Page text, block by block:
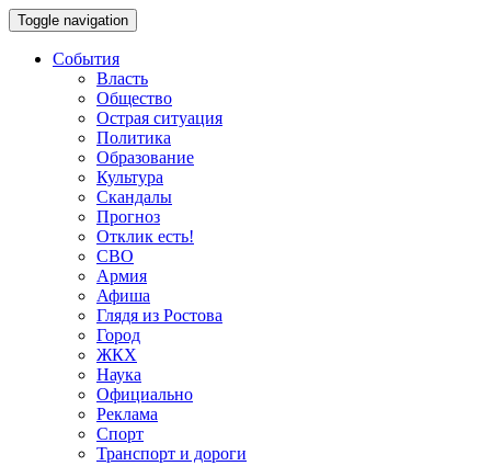
Toggle navigation
События
Власть
Общество
Острая ситуация
Политика
Образование
Культура
Скандалы
Прогноз
Отклик есть!
СВО
Армия
Афиша
Глядя из Ростова
Город
ЖКХ
Наука
Официально
Реклама
Спорт
Транспорт и дороги